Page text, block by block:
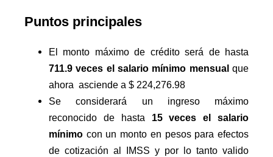
Puntos principales
El monto máximo de crédito será de hasta
711.9 veces el salario mínimo mensual que
ahora asciende a $ 224,276.98
Se considerará un ingreso máximo
reconocido de hasta 15 veces el salario
mínimo con un monto en pesos para efectos
de cotización al IMSS y por lo tanto valido